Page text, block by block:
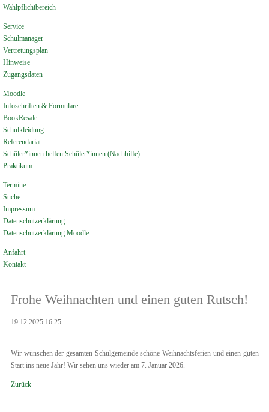
Wahlpflichtbereich
Service
Schulmanager
Vertretungsplan
Hinweise
Zugangsdaten
Moodle
Infoschriften & Formulare
BookResale
Schulkleidung
Referendariat
Schüler*innen helfen Schüler*innen (Nachhilfe)
Praktikum
Termine
Suche
Impressum
Datenschutzerklärung
Datenschutzerklärung Moodle
Anfahrt
Kontakt
Frohe Weihnachten und einen guten Rutsch!
19.12.2025 16:25
Wir wünschen der gesamten Schulgemeinde schöne Weihnachtsferien und einen guten
Start ins neue Jahr! Wir sehen uns wieder am 7. Januar 2026.
Zurück